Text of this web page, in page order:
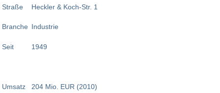
Straße
Branche
Seit
Umsatz
Heckler & Koch-Str. 1
Industrie
1949
204 Mio. EUR (2010)